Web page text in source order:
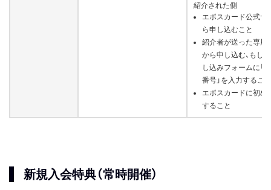
紹介された側
エポスカード公式サ
ら申し込むこと
紹介者が送った専用
から申し込む、もし
し込みフォームに「
番号」を入力すること
エポスカードに初め
すること
新規入会特典（常時開催）